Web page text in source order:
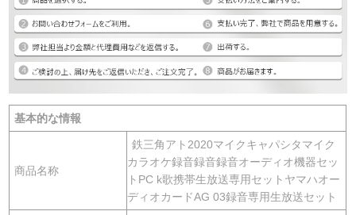
基本的な情報
商品名称
鉄三角アト2020マイクキャパシタマイク
カラオケ録音録音録音オーディオ機器セッ
トPC k歌携帯生放送専用セットヤマハオー
ディオカードAG 03録音専用生放送セット